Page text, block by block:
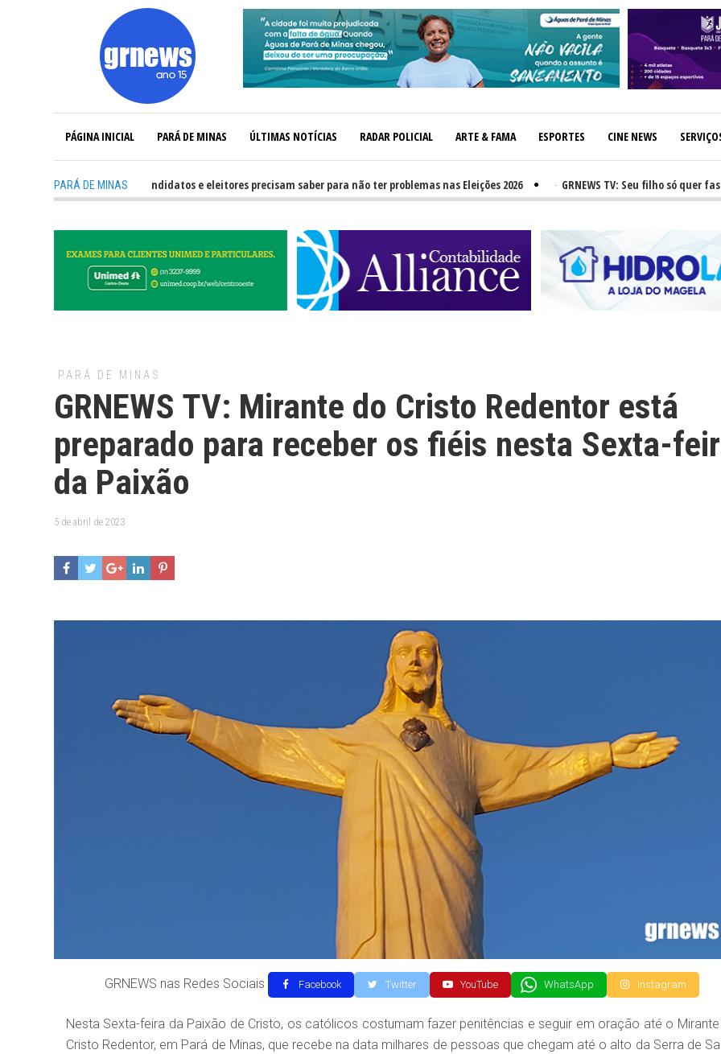
PÁGINA INICIAL PARÁ DE MINAS ÚLTIMAS NOTÍCIAS RADAR POLICIAL ARTE & FAMA ESPORTES CINE NEWS
PARÁ DE MINAS
GRNEWS TV: O que candidatos e eleitores precisam saber para não ter problemas nas Eleições 2026 - GRNEWS TV: Seu filho só quer fast-
PARÁ DE MINAS
GRNEWS TV: Mirante do Cristo Redentor está
preparado para receber os fiéis nesta Sexta-
da Paixão
5 de abril de 2023
GRNEWS nas Redes Sociais Facebook Twitter YouTube WhatsApp Instagram
Nesta Sexta-feira da Paixão de Cristo, os católicos costumam fazer penitências e seguir em oração até o
Cristo Redentor, em Pará de Minas, que recebe na data milhares de pessoas que chegam até o alto da Serra de